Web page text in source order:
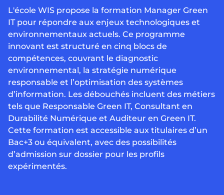
L'école WIS propose la formation Manager Green
IT pour répondre aux enjeux technologiques et
environnementaux actuels. Ce programme
innovant est structuré en cinq blocs de
compétences, couvrant le diagnostic
environnemental, la stratégie numérique
responsable et l’optimisation des systèmes
d’information. Les débouchés incluent des métiers
tels que Responsable Green IT, Consultant en
Durabilité Numérique et Auditeur en Green IT.
Cette formation est accessible aux titulaires d’un
Bac+3 ou équivalent, avec des possibilités
d’admission sur dossier pour les profils
expérimentés.